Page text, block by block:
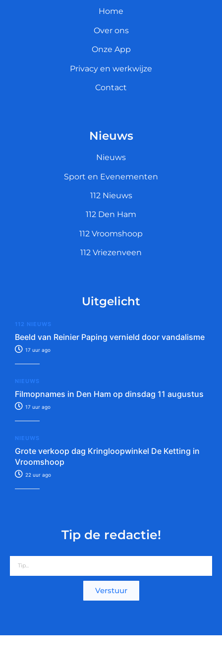
Home
Over ons
Onze App
Privacy en werkwijze
Contact
Nieuws
Nieuws
Sport en Evenementen
112 Nieuws
112 Den Ham
112 Vroomshoop
112 Vriezenveen
Uitgelicht
112 NIEUWS
Beeld van Reinier Paping vernield door vandalisme
17 uur ago
NIEUWS
Filmopnames in Den Ham op dinsdag 11 augustus
17 uur ago
NIEUWS
Grote verkoop dag Kringloopwinkel De Ketting in
Vroomshoop
22 uur ago
Tip de redactie!
Verstuur